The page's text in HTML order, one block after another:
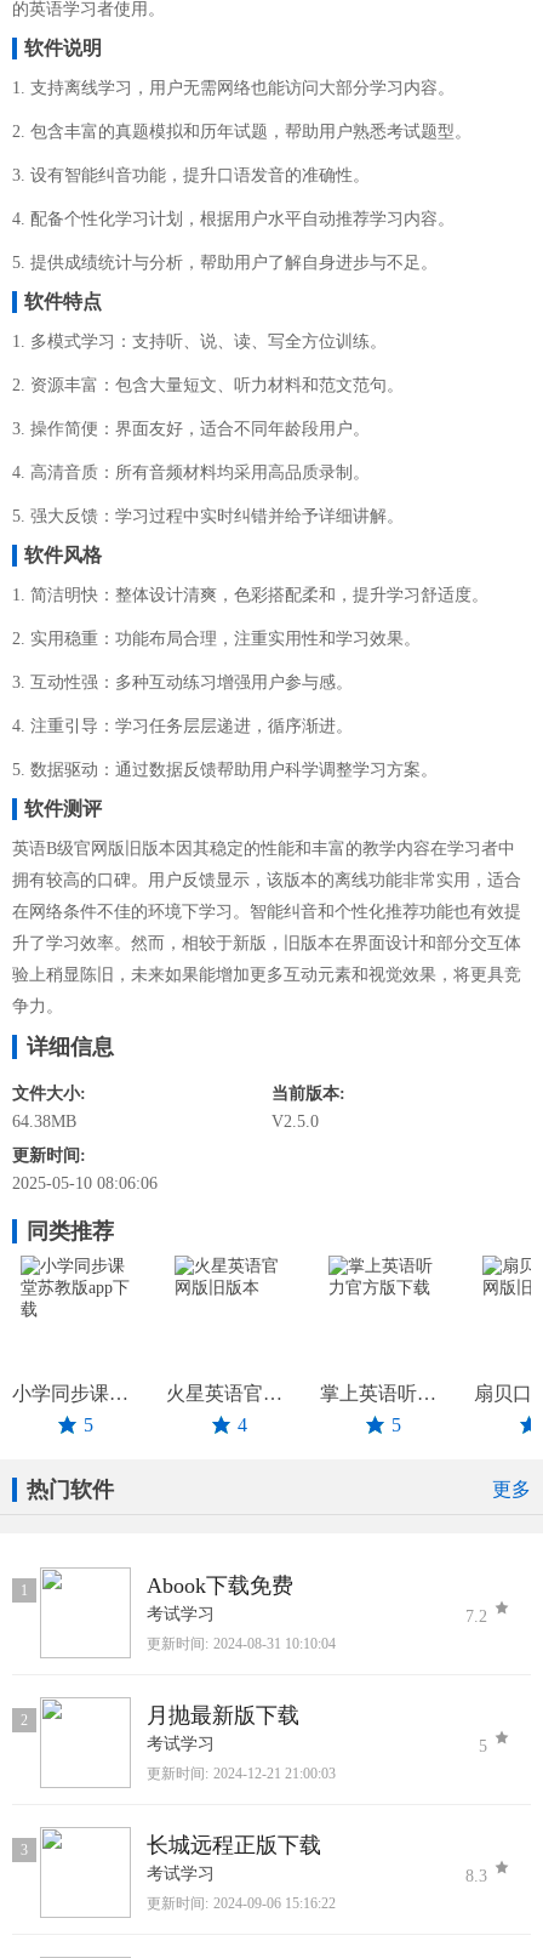
的英语学习者使用。
软件说明
1. 支持离线学习，用户无需网络也能访问大部分学习内容。
2. 包含丰富的真题模拟和历年试题，帮助用户熟悉考试题型。
3. 设有智能纠音功能，提升口语发音的准确性。
4. 配备个性化学习计划，根据用户水平自动推荐学习内容。
5. 提供成绩统计与分析，帮助用户了解自身进步与不足。
软件特点
1. 多模式学习：支持听、说、读、写全方位训练。
2. 资源丰富：包含大量短文、听力材料和范文范句。
3. 操作简便：界面友好，适合不同年龄段用户。
4. 高清音质：所有音频材料均采用高品质录制。
5. 强大反馈：学习过程中实时纠错并给予详细讲解。
软件风格
1. 简洁明快：整体设计清爽，色彩搭配柔和，提升学习舒适度。
2. 实用稳重：功能布局合理，注重实用性和学习效果。
3. 互动性强：多种互动练习增强用户参与感。
4. 注重引导：学习任务层层递进，循序渐进。
5. 数据驱动：通过数据反馈帮助用户科学调整学习方案。
软件测评
英语B级官网版旧版本因其稳定的性能和丰富的教学内容在学习者中
拥有较高的口碑。用户反馈显示，该版本的离线功能非常实用，适合
在网络条件不佳的环境下学习。智能纠音和个性化推荐功能也有效提
升了学习效率。然而，相较于新版，旧版本在界面设计和部分交互体
验上稍显陈旧，未来如果能增加更多互动元素和视觉效果，将更具竞
争力。
详细信息
文件大小:
64.38MB
当前版本:
V2.5.0
更新时间:
2025-05-10 08:06:06
同类推荐
小学同步课堂苏教版app下载
5
火星英语官网版旧版本
4
掌上英语听力官方版下载
5
热门软件 更多
1 Abook下载免费
考试学习 7.2
更新时间: 2024-08-31 10:10:04
2 月抛最新版下载
考试学习 5
更新时间: 2024-12-21 21:00:03
3 长城远程正版下载
考试学习 8.3
更新时间: 2024-09-06 15:16:22